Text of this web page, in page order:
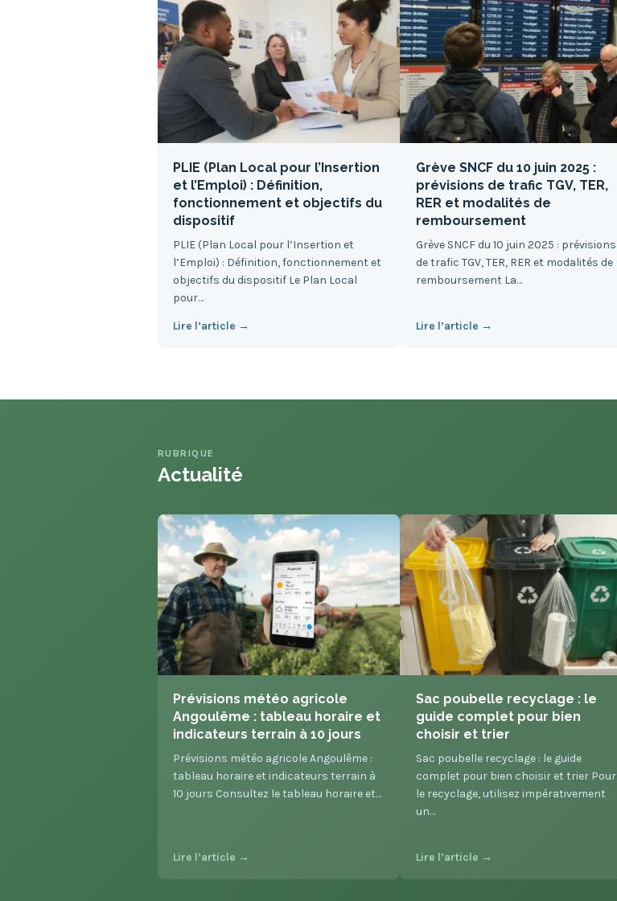
PLIE (Plan Local pour l’Insertion
et l’Emploi) : Définition,
fonctionnement et objectifs du
dispositif
PLIE (Plan Local pour l’Insertion et
l’Emploi) : Définition, fonctionnement et
objectifs du dispositif Le Plan Local
pour…
Lire l’article →
Grève SNCF du 10 juin 2025 :
prévisions de trafic TGV, TER,
RER et modalités de
remboursement
Grève SNCF du 10 juin 2025 : prévisions
de trafic TGV, TER, RER et modalités de
remboursement La…
Lire l’article →
RUBRIQUE
Actualité
Prévisions météo agricole
Angoulême : tableau horaire et
indicateurs terrain à 10 jours
Prévisions météo agricole Angoulême :
tableau horaire et indicateurs terrain à
10 jours Consultez le tableau horaire et…
Lire l’article →
Sac poubelle recyclage : le
guide complet pour bien
choisir et trier
Sac poubelle recyclage : le guide
complet pour bien choisir et trier Pour
le recyclage, utilisez impérativement
un…
Lire l’article →